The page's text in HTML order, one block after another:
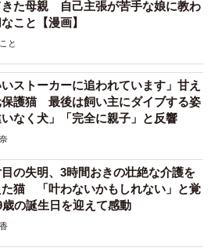
データ
可の歩道 電動キックボードで走行
とあわや衝突！ 「歩道走行は道交
ょ」と指摘されました【弁護士が解